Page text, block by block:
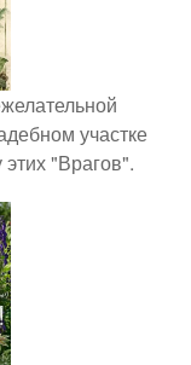
участке
"Врагов".